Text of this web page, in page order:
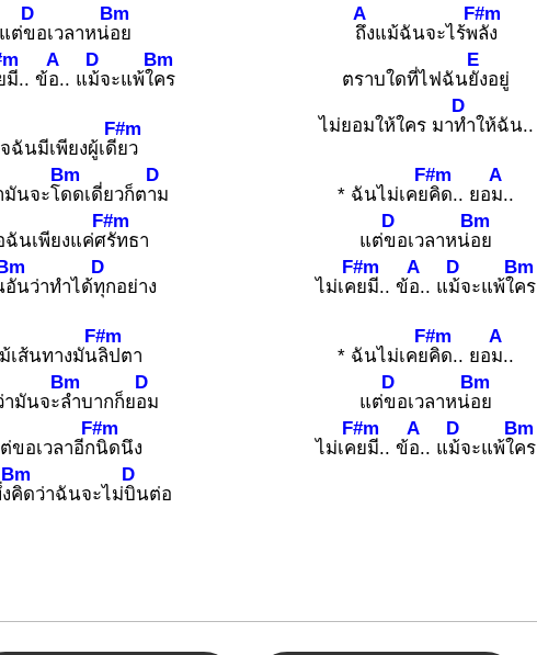
ต่
D
ขอเวลาหน่
Bm
อย
มี.. ข้
A
อ.. แ
D
ม้จะแพ้ใ
Bm
คร
ฉันมีเพียงผู้เดี
F#m
ยว
มันจะโ
Bm
ดดเดี่ยวก็ต
D
าม
ฉันเพียงแค่ศ
F#m
รัทธา
อันว่าทำได้
D
ทุกอย่าง
เส้นทางมัน
F#m
ลิปตา
ามันจะ
Bm
ลำบากก็ย
D
อม
ขอเวลาอีก
F#m
นิดนึง
Bm
คิดว่าฉันจะไม่
D
บินต่อ
A
ถึงแม้ฉันจะไร้พ
F#m
ลัง
ตราบใดที่ไฟฉัน
E
ยังอยู่
ไม่ยอมให้ใคร มา
D
ทำให้ฉัน..
* ฉันไม่เคย
F#m
คิด.. ยอ
A
ม..
แต่
D
ขอเวลาหน่
Bm
อย
ไม่เค
F#m
ยมี.. ข้
A
อ.. แ
D
ม้จะแพ้ใ
Bm
คร
* ฉันไม่เคย
F#m
คิด.. ยอ
A
ม..
แต่
D
ขอเวลาหน่
Bm
อย
ไม่เค
F#m
ยมี.. ข้
A
อ.. แ
D
ม้จะแพ้ใ
Bm
คร